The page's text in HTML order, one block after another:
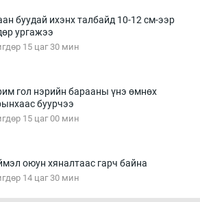
буудай ихэнх талбайд 10-12 см-ээр
ургажээ
15 цаг 30 мин
гол нэрийн барааны үнэ өмнөх
буурчээ
15 цаг 00 мин
оюун хяналтаас гарч байна
14 цаг 30 мин